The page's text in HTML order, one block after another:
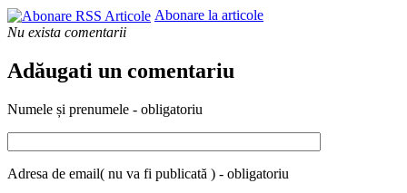
Abonare la articole
Nu exista comentarii
Adăugati un comentariu
Numele și prenumele - obligatoriu
Adresa de email( nu va fi publicată ) - obligatoriu